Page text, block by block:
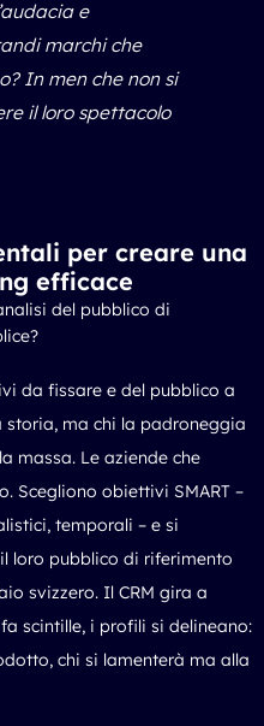
e
marchi che
In men che non si
il loro spettacolo
per creare una
efficace
del pubblico di
da fissare e del pubblico a
storia, ma chi la padroneggia
massa. Le aziende che
Scegliono obiettivi SMART –
temporali – e si
loro pubblico di riferimento
svizzero. Il CRM gira a
scintille, i profili si delineano:
chi si lamenterà ma alla